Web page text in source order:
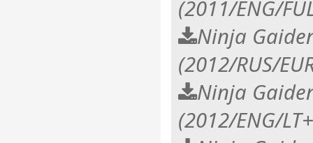
(2011/ENG/
Ninja
(2012/RUS/
Ninja
(2012/ENG/